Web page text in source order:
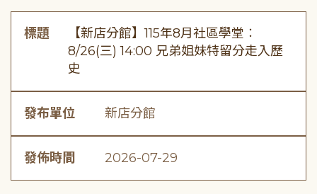
標題
【新店分館】115年8月社區學堂︰
8/26(三) 14:00 兄弟姐妹特留分走入歷
史
發布單位 新店分館
發佈時間 2026-07-29